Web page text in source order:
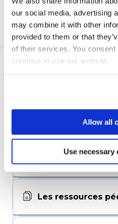
our social media, advertising
may combine it with other
provided to them or that
of their services. You
continue to use our website.
Allow all
Use necessary
Aucun pré-requis
Le programme
Modalités
évaluation des
Les ressources